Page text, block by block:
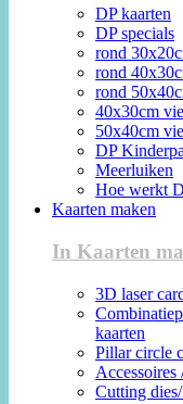
DP kaarten
DP specials
rond
rond
rond
40x30cm
50x40cm
DP
Meerluiken
Hoe werkt
Kaarten maken
In Kaarten
3D laser
kaarten
Pillar circle
Accessoires
Cutting